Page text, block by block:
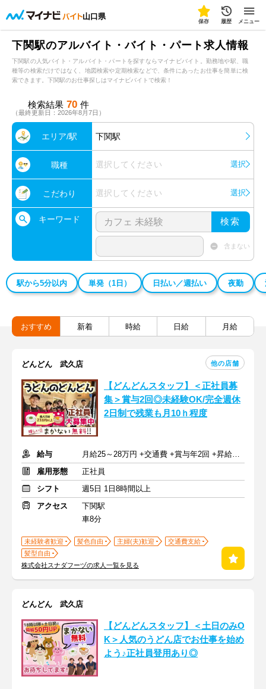
山口県
保存 履歴 メニュー
下関駅のアルバイト・バイト・パート求人情報
下関駅の人気バイト・アルバイト・パートを探すならマイナビバイト。勤務地や駅、職
種等の検索だけではなく、地図検索や定期検索などで、条件にあったお仕事を簡単に検
索できます。下関駅のお仕事探しはマイナビバイトで検索！
検索結果 70 件
（最終更新日：2026年8月7日）
エリア/駅 下関駅
職種 選択してください 選択
こだわり 選択してください 選択
キーワード 検索
含まない
駅から5分以内 単発（1日） 日払い／週払い 夜勤
おすすめ 新着 時給 日給 月給
どんどん 武久店 他の店舗
【どんどんスタッフ】＜正社員募
集＞賞与2回◎未経験OK/完全週休
2日制で残業も月10ｈ程度
給与
月給25～28万円 +交通費 +賞与年2回 +昇給年1回
雇用形態
正社員
シフト
週5日 1日8時間以上
アクセス
下関駅
車8分
未経験者歓迎 髪色自由 主婦(夫)歓迎
交通費支給
髪型自由
株式会社スナダフーヅの求人一覧を見る
どんどん 武久店
【どんどんスタッフ】＜土日のみO
K＞人気のうどん店でお仕事を始め
よう♪正社員登用あり◎